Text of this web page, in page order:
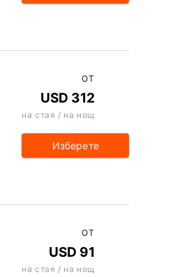
ОТ
USD 312
на стая / на нощ
Изберете
ОТ
USD 91
на стая / на нощ